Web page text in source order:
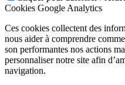
Cookies Google Analytics
Ces cookies collectent des
nous aider à comprendre
son performantes nos actions
personnaliser notre site afin
navigation.